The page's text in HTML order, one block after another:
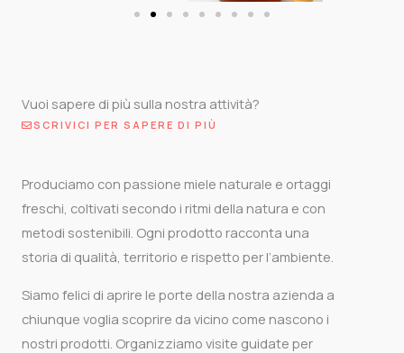
Vuoi sapere di più sulla nostra attività?
SCRIVICI PER SAPERE DI PIÙ
Produciamo con passione miele naturale e ortaggi
freschi, coltivati secondo i ritmi della natura e con
metodi sostenibili. Ogni prodotto racconta una
storia di qualità, territorio e rispetto per l’ambiente.
Siamo felici di aprire le porte della nostra azienda a
chiunque voglia scoprire da vicino come nascono i
nostri prodotti. Organizziamo visite guidate per